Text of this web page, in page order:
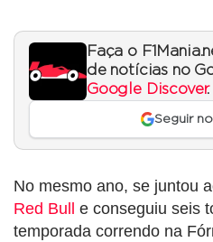
Faça o
de notícias no
Google Discover.
Seguir
No mesmo ano, se juntou
Red Bull
e conseguiu seis
temporada correndo na